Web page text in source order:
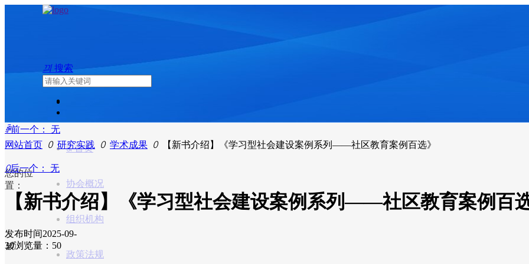
끠 搜索
ꀇ 首页
协会概况
组织机构
政策法规
ꄴ前一个：
无
网站首页 ꄲ 研究实践 ꄲ 学术成果 ꄲ 【新书介绍】《学习型社会建设案例系列——社区教育案例百选》
您的位
置：
ꄲ后一个： 无
【新书介绍】《学习型社会建设案例系列——社区教育案例百
发布时间2025-09-
30
넶浏览量：50